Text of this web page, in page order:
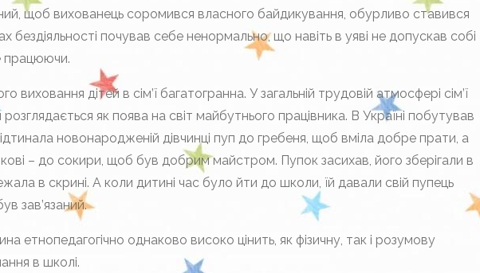
щоб вихованець соромився власного байдикування, обурливо ставився
бездіяльності почував себе ненормально, що навіть в уяві не допускав собі
працюючи.
дітей в сім’ї багатогранна. У загальній трудовій атмосфері сім’ї
як поява на світ майбутнього працівника. В Україні побутував
новонародженій дівчинці пуп до гребеня, щоб вміла добре прати, а
– до сокири, щоб був добрим майстром. Пупок засихав, його зберігали в
в скрині. А коли дитині час було йти до школи, їй давали свій пупець
зав’язаний.
етнопедагогічно однаково високо цінить, як фізичну, так і розумову
в школі.